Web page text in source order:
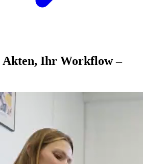
Akten, Ihr Workflow –